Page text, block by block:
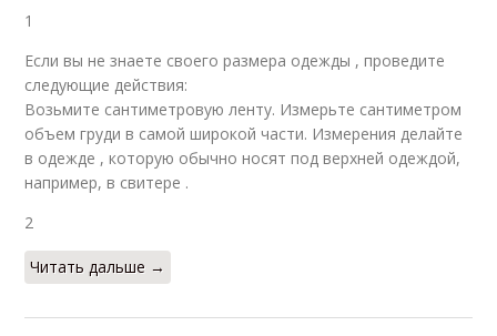
1
Если вы не знаете своего размера одежды , проведите
следующие действия:
Возьмите сантиметровую ленту. Измерьте сантиметром
объем груди в самой широкой части. Измерения делайте
в одежде , которую обычно носят под верхней одеждой,
например, в свитере .
2
Читать дальше →